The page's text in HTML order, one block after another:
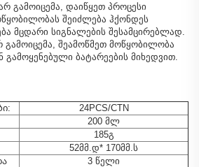
გამოიცემა, დაიწყეთ პროცესი
შეიძლება ჰქონდეს
მცდარი სიგნალების შესამცირებლად.
გამოიცემა, შეამოწმეთ მოწყობილობა
გამოყენებული ბატარეების მიხედვით.
24PCS/CTN
200 მლ
185გ
52მმ.დ* 170მმ.ს
3 წელი